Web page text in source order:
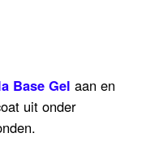
Base Gel aan en
uit onder